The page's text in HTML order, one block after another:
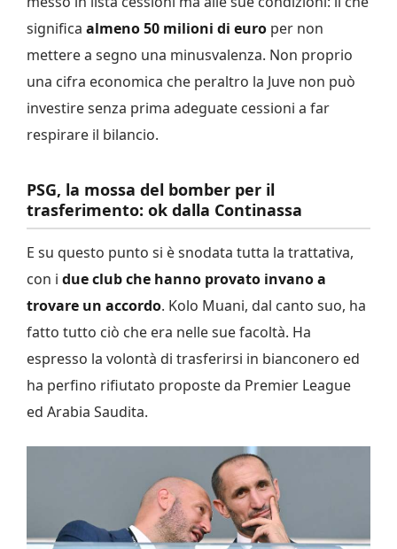
significa almeno 50 milioni di euro per non
mettere a segno una minusvalenza. Non proprio
una cifra economica che peraltro la Juve non può
investire senza prima adeguate cessioni a far
respirare il bilancio.
PSG, la mossa del bomber per il
trasferimento: ok dalla Continassa
E su questo punto si è snodata tutta la trattativa,
con i due club che hanno provato invano a
trovare un accordo. Kolo Muani, dal canto suo, ha
fatto tutto ciò che era nelle sue facoltà. Ha
espresso la volontà di trasferirsi in bianconero ed
ha perfino rifiutato proposte da Premier League
ed Arabia Saudita.